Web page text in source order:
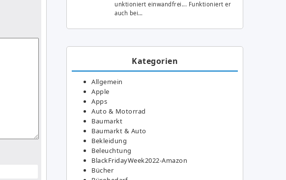
unktioniert einwandfrei... Funktioniert er
auch bei…
Kategorien
Allgemein
Apple
Apps
Auto & Motorrad
Baumarkt
Baumarkt & Auto
Bekleidung
Beleuchtung
BlackFridayWeek2022-Amazon
Bücher